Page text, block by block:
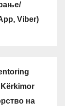
Viber)
на